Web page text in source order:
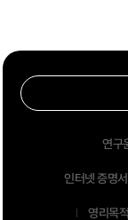
연구
인터넷 증명
영리목